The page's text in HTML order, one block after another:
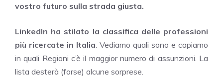
vostro futuro sulla strada giusta.
Linkedln ha stilato la classifica delle professioni
più ricercate in Italia . Vediamo quali sono e capiamo
in quali Regioni c’è il maggior numero di assunzioni. La
lista desterà (forse) alcune sorprese.